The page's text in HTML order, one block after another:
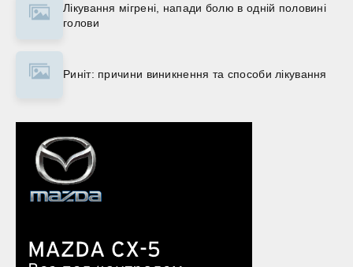
Лікування мігрені, напади болю в одній половині
голови
Риніт: причини виникнення та способи лікування